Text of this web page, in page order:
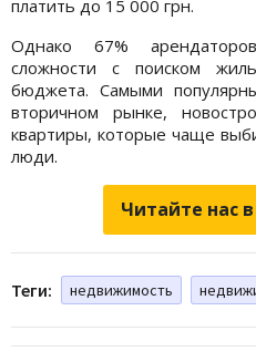
платить до 15 000 грн.
Однако 67%
сложности с поиском
бюджета. Самыми
вторичном рынке,
квартиры, которые чаще
люди.
Читайте нас
Теги: недвижимость